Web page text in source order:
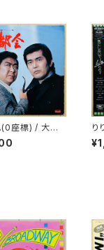
座標) / 大都 り